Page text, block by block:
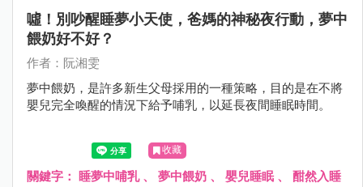
噓！別吵醒睡夢小天使，爸媽的神秘夜行動，夢中
餵奶好不好？
作者：阮湘雯
夢中餵奶，是許多新生父母採用的一種策略，目的是在不將
嬰兒完全喚醒的情況下給予哺乳，以延長夜間睡眠時間。
收藏
關鍵字： 睡夢中哺乳、 夢中餵奶 、 嬰兒睡眠、 酣然入睡